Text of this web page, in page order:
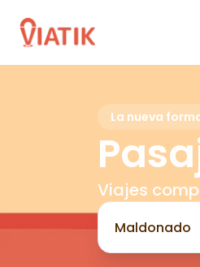
La nueva
Viajes